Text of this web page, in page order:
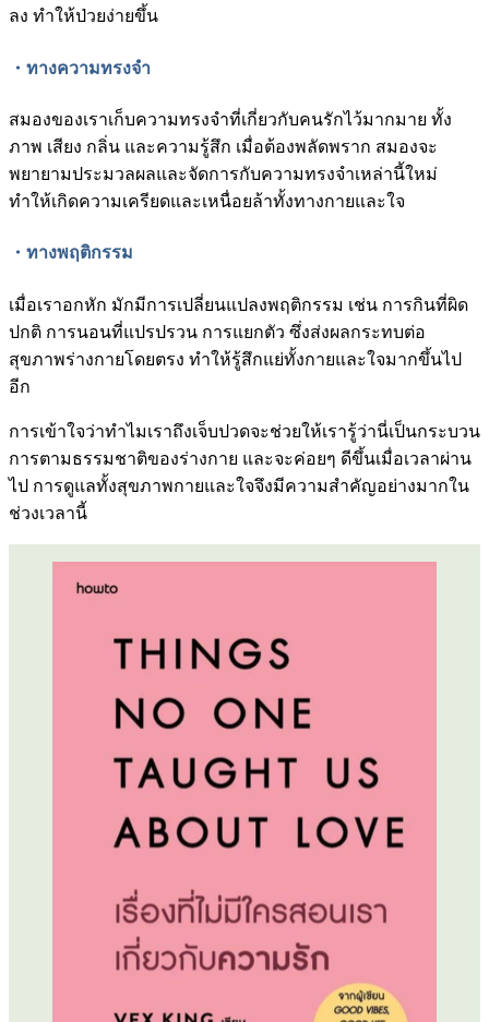
ลง ทำให้ป่วยง่ายขึ้น
・ทางความทรงจำ
สมองของเราเก็บความทรงจำที่เกี่ยวกับคนรักไว้มากมาย ทั้ง
ภาพ เสียง กลิ่น และความรู้สึก เมื่อต้องพลัดพราก สมองจะ
พยายามประมวลผลและจัดการกับความทรงจำเหล่านี้ใหม่
ทำให้เกิดความเครียดและเหนื่อยล้าทั้งทางกายและใจ
・ทางพฤติกรรม
เมื่อเราอกหัก มักมีการเปลี่ยนแปลงพฤติกรรม เช่น การกินที่ผิด
ปกติ การนอนที่แปรปรวน การแยกตัว ซึ่งส่งผลกระทบต่อ
สุขภาพร่างกายโดยตรง ทำให้รู้สึกแย่ทั้งกายและใจมากขึ้นไป
อีก
การเข้าใจว่าทำไมเราถึงเจ็บปวดจะช่วยให้เรารู้ว่านี่เป็นกระบวน
การตามธรรมชาติของร่างกาย และจะค่อยๆ ดีขึ้นเมื่อเวลาผ่าน
ไป การดูแลทั้งสุขภาพกายและใจจึงมีความสำคัญอย่างมากใน
ช่วงเวลานี้